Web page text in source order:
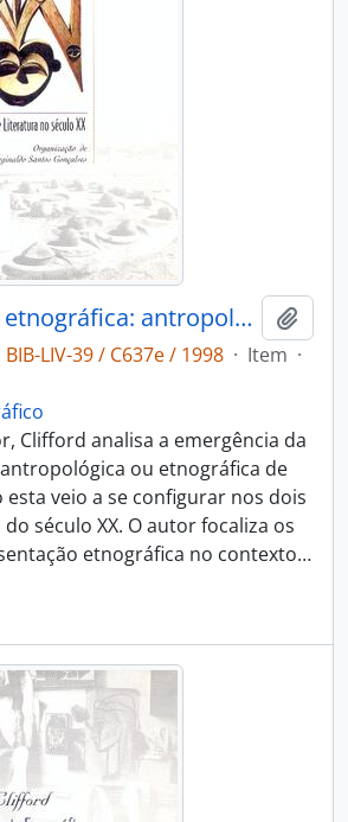
A experiência etnográfica: antropologia e literatura no século XX.
BIB-LIV-39 / C637e / 1998 · Item ·
Clifford analisa a emergência da
ou etnográfica de
veio a se configurar nos dois
século XX. O autor focaliza os
etnográfica no contexto…